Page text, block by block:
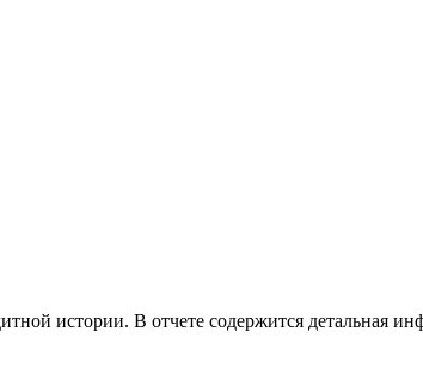
истории. В отчете содержится детальная